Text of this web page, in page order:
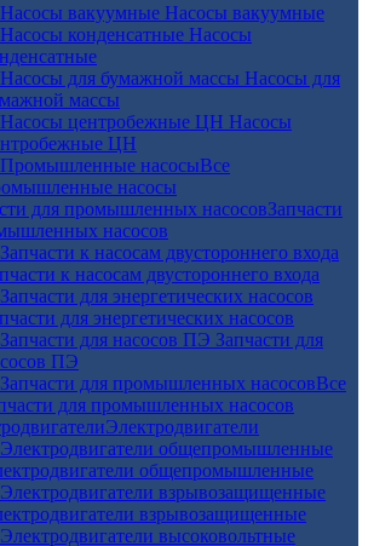
Насосы вакуумные
Насосы
Насосы для
массы
Насосы
ЦН
Все
насосы
Запчасти
насосов
к насосам двустороннего входа
для энергетических насосов
Запчасти для
ПЭ
Все
для промышленных насосов
Электродвигатели
общепромышленные
взрывозащищенные